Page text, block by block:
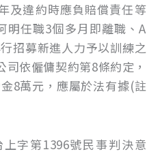
及違約時應負賠償責任等
明任職3個多月即離職、A
招募新進人力予以訓練之
依僱傭契約第8條約定，
8萬元，應屬於法有據(註
字第1396號民事判決意